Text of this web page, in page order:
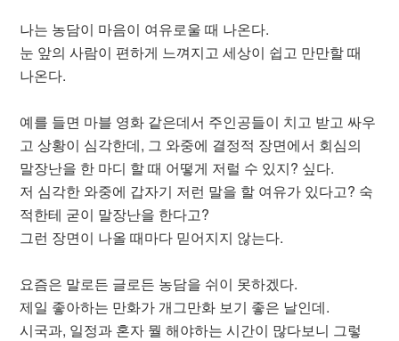
나는 농담이 마음이 여유로울 때 나온다.
눈 앞의 사람이 편하게 느껴지고 세상이 쉽고 만만할 때
나온다.
예를 들면 마블 영화 같은데서 주인공들이 치고 받고 싸우
고 상황이 심각한데, 그 와중에 결정적 장면에서 회심의
말장난을 한 마디 할 때 어떻게 저럴 수 있지? 싶다.
저 심각한 와중에 갑자기 저런 말을 할 여유가 있다고? 숙
적한테 굳이 말장난을 한다고?
그런 장면이 나올 때마다 믿어지지 않는다.
요즘은 말로든 글로든 농담을 쉬이 못하겠다.
제일 좋아하는 만화가 개그만화 보기 좋은 날인데.
시국과, 일정과 혼자 뭘 해야하는 시간이 많다보니 그렇